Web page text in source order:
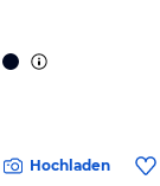
Hochladen